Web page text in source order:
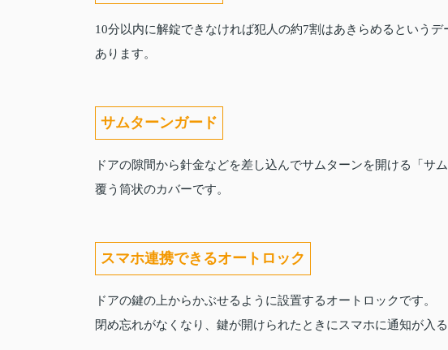
10分以内に解錠できなければ犯人の約7割はあきらめるという
あります。
サムターンガード
ドアの隙間から針金などを差し込んでサムターンを開ける「サ
覆う筒状のカバーです。
スマホ連携できるオートロック
ドアの鍵の上からかぶせるように設置するオートロックです。
閉め忘れがなくなり、鍵が開けられたときにスマホに通知が入